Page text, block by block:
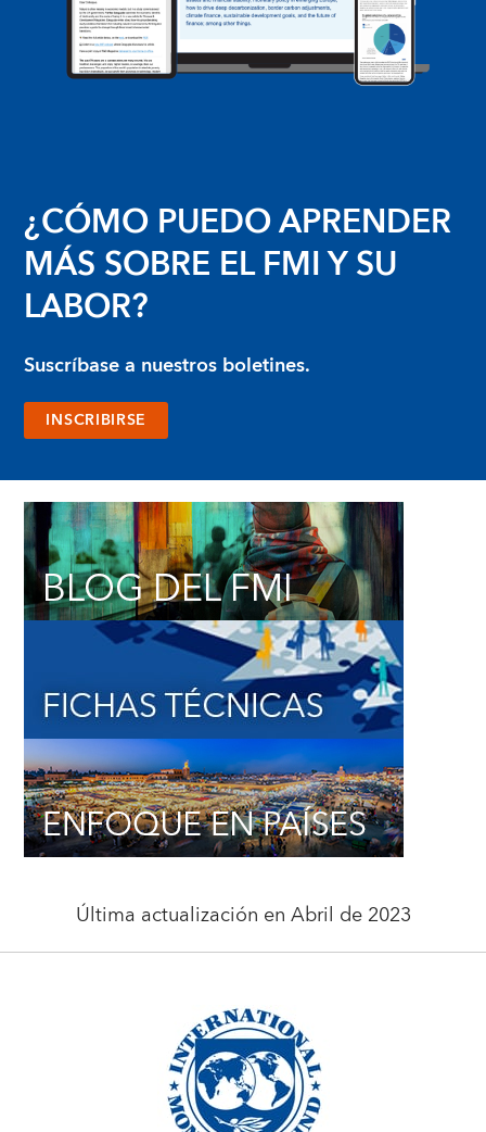
¿CÓMO PUEDO APRENDER
MÁS SOBRE EL FMI Y SU
LABOR?
Suscríbase a nuestros boletines.
INSCRIBIRSE
Última actualización en Abril de 2023